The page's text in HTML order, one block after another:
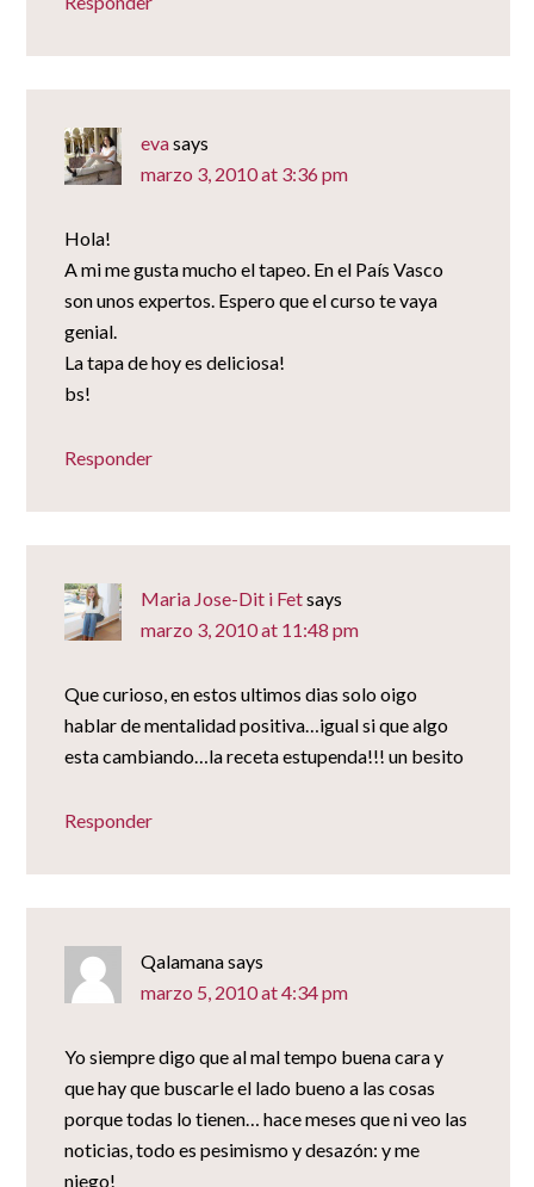
evasays
marzo 3, 2010 at 3:36 pm
Hola!
A mi me gusta mucho el tapeo. En el País Vasco
son unos expertos. Espero que el curso te vaya
genial.
La tapa de hoy es deliciosa!
bs!
Responder
Maria Jose-Dit i Fetsays
marzo 3, 2010 at 11:48 pm
Que curioso, en estos ultimos dias solo oigo
hablar de mentalidad positiva…igual si que algo
esta cambiando…la receta estupenda!!! un besito
Responder
Qalamanasays
marzo 5, 2010 at 4:34 pm
Yo siempre digo que al mal tempo buena cara y
que hay que buscarle el lado bueno a las cosas
porque todas lo tienen… hace meses que ni veo las
noticias, todo es pesimismo y desazón: y me
niego!